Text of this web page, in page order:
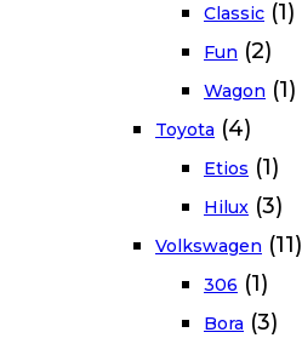
Classic (1)
Fun (2)
Wagon (1)
Toyota (4)
Etios (1)
Hilux (3)
Volkswagen (11)
306 (1)
Bora (3)